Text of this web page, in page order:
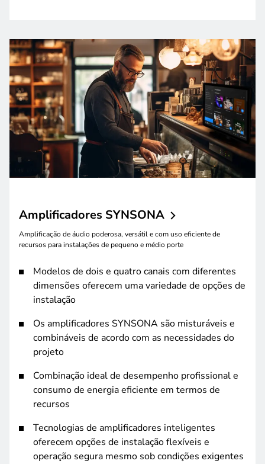
Amplificadores SYNSONA
Amplificação de áudio poderosa, versátil e com uso eficiente de
recursos para instalações de pequeno e médio porte
Modelos de dois e quatro canais com diferentes
dimensões oferecem uma variedade de opções de
instalação
Os amplificadores SYNSONA são misturáveis e
combináveis ​​de acordo com as necessidades do
projeto
Combinação ideal de desempenho profissional e
consumo de energia eficiente em termos de
recursos
Tecnologias de amplificadores inteligentes
oferecem opções de instalação flexíveis e
operação segura mesmo sob condições exigentes